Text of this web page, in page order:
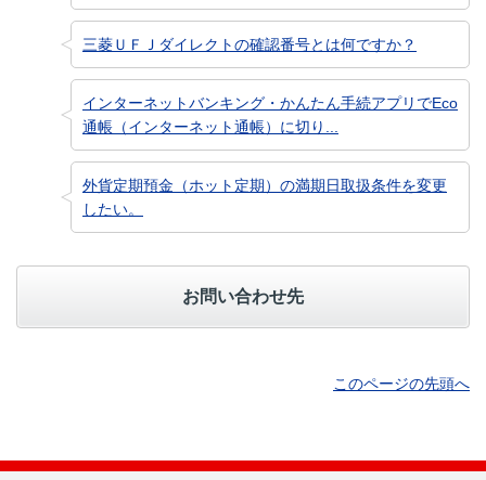
三菱ＵＦＪダイレクトの確認番号とは何ですか？
インターネットバンキング・かんたん手続アプリでEco
通帳（インターネット通帳）に切り...
外貨定期預金（ホット定期）の満期日取扱条件を変更
したい。
お問い合わせ先
このページの先頭へ